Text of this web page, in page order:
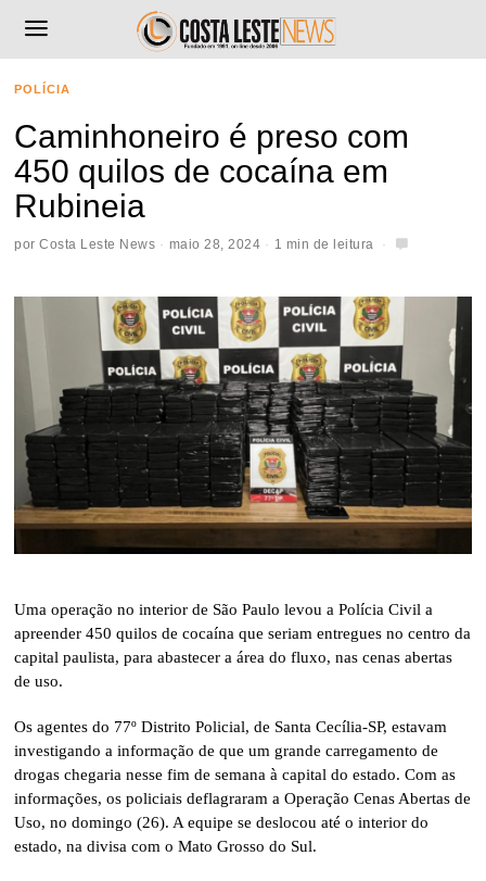
POLÍCIA
Caminhoneiro é preso com
450 quilos de cocaína em
Rubineia
porCosta Leste News maio 28, 2024 1 min de leitura
Uma operação no interior de São Paulo levou a Polícia Civil a
apreender 450 quilos de cocaína que seriam entregues no centro da
capital paulista, para abastecer a área do fluxo, nas cenas abertas
de uso.
Os agentes do 77º Distrito Policial, de Santa Cecília-SP, estavam
investigando a informação de que um grande carregamento de
drogas chegaria nesse fim de semana à capital do estado. Com as
informações, os policiais deflagraram a Operação Cenas Abertas de
Uso, no domingo (26). A equipe se deslocou até o interior do
estado, na divisa com o Mato Grosso do Sul.